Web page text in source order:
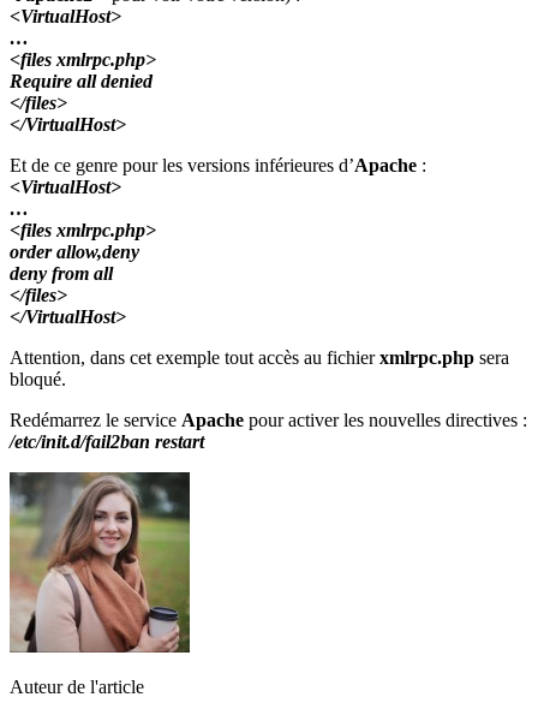
<VirtualHost>
…
<files xmlrpc.php>
Require all denied
</files>
</VirtualHost>
Et de ce genre pour les versions inférieures d’Apache :
<VirtualHost>
…
<files xmlrpc.php>
order allow,deny
deny from all
</files>
</VirtualHost>
Attention, dans cet exemple tout accès au fichierxmlrpc.php sera
bloqué.
Redémarrez le service Apache pour activer les nouvelles directives :
/etc/init.d/fail2ban restart
Auteur de l'article